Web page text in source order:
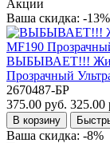
Акции
Ваша скидка: -13%
ВЫБЫВАЕТ!!!
Прозрачный
2670487-БР
375.00 руб. 325.00
В корзину
Ваша скидка: -8%